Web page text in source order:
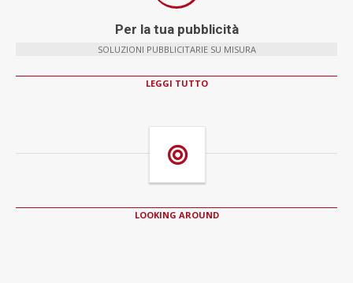
Per la tua pubblicità
SOLUZIONI PUBBLICITARIE SU MISURA
LEGGI TUTTO
LOOKING AROUND